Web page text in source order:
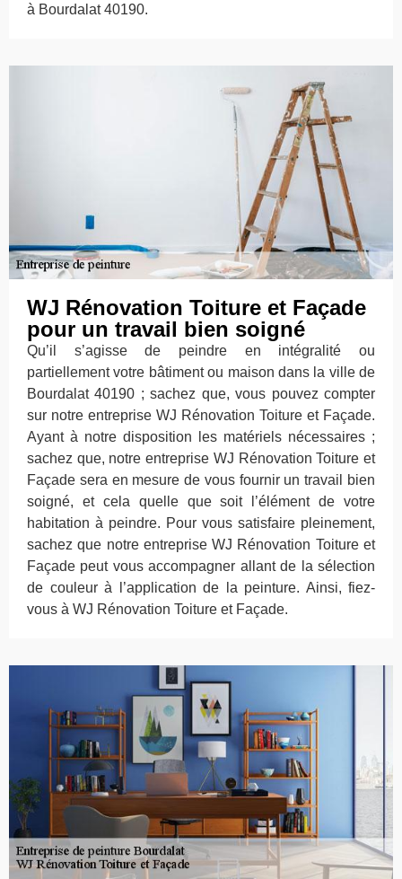
à Bourdalat 40190.
WJ Rénovation Toiture et Façade
pour un travail bien soigné
Qu’il s’agisse de peindre en intégralité ou
partiellement votre bâtiment ou maison dans la ville de
Bourdalat 40190 ; sachez que, vous pouvez compter
sur notre entreprise WJ Rénovation Toiture et Façade.
Ayant à notre disposition les matériels nécessaires ;
sachez que, notre entreprise WJ Rénovation Toiture et
Façade sera en mesure de vous fournir un travail bien
soigné, et cela quelle que soit l’élément de votre
habitation à peindre. Pour vous satisfaire pleinement,
sachez que notre entreprise WJ Rénovation Toiture et
Façade peut vous accompagner allant de la sélection
de couleur à l’application de la peinture. Ainsi, fiez-
vous à WJ Rénovation Toiture et Façade.